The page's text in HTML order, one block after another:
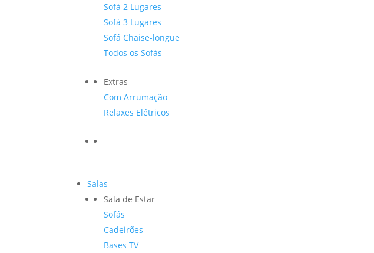
Sofá 2 Lugares
Sofá 3 Lugares
Sofá Chaise-longue
Todos os Sofás
Extras
Com Arrumação
Relaxes Elétricos
Salas
Sala de Estar
Sofás
Cadeirões
Bases TV